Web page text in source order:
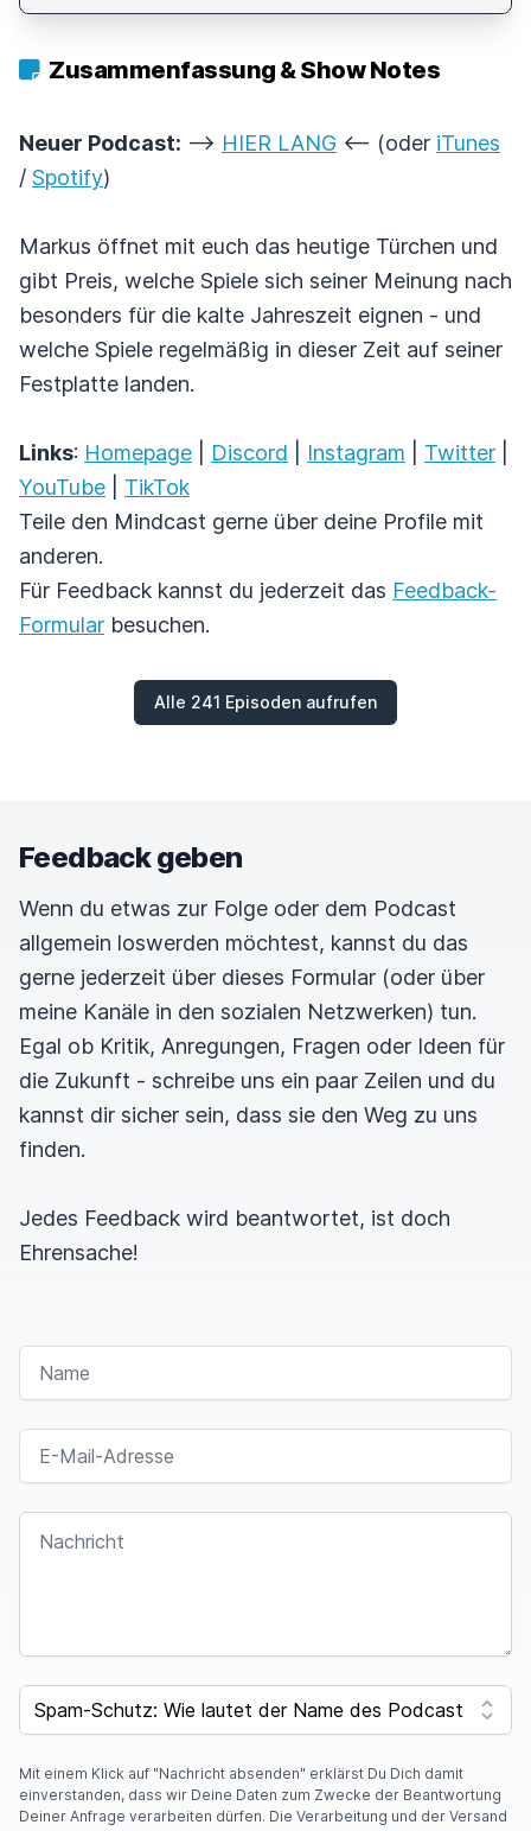
Zusammenfassung & Show Notes
Neuer Podcast: --> HIER LANG <-- (oder iTunes
/ Spotify)
Markus öffnet mit euch das heutige Türchen und
gibt Preis, welche Spiele sich seiner Meinung nach
besonders für die kalte Jahreszeit eignen - und
welche Spiele regelmäßig in dieser Zeit auf seiner
Festplatte landen.
Links: Homepage Discord Instagram Twitter
YouTube
TikTok
Teile den Mindcast gerne über deine Profile mit
anderen.
Für Feedback kannst du jederzeit das Feedback-
Formular besuchen.
Alle 241 Episoden aufrufen
Feedback geben
Wenn du etwas zur Folge oder dem Podcast
allgemein loswerden möchtest, kannst du das
gerne jederzeit über dieses Formular (oder über
meine Kanäle in den sozialen Netzwerken) tun.
Egal ob Kritik, Anregungen, Fragen oder Ideen für
die Zukunft - schreibe uns ein paar Zeilen und du
kannst dir sicher sein, dass sie den Weg zu uns
finden.
Jedes Feedback wird beantwortet, ist doch
Ehrensache!
NAME
E-MAIL-ADRESSE
NACHRICHT
F
O
A
R
E
SPAM CAPTCHA
Mit einem Klick auf "Nachricht absenden" erklärst Du Dich damit
einverstanden, dass wir Deine Daten zum Zwecke der Beantwortung
Deiner Anfrage verarbeiten dürfen. Die Verarbeitung und der Versand